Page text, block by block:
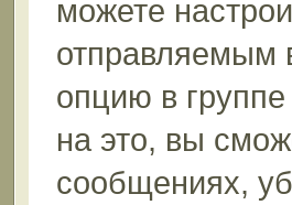
можете
отправляемым
опцию в
на это, вы
сообщениях,